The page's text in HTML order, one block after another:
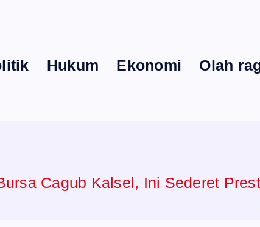
Hukum Ekonomi Olah
Cagub Kalsel, Ini Sederet